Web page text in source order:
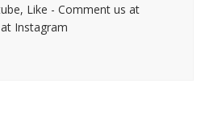
Like - Comment us at
Instagram